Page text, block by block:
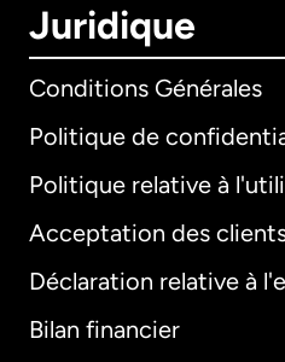
Juridique
Conditions Générales
Politique de
Politique relative à
Acceptation des
Déclaration relative à
Bilan financier
International